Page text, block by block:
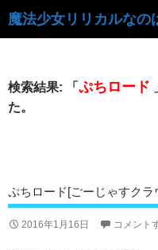
検
索
ン
ツ
へ
検索結果: 「 ぷちロード
た。
ぷちロード[ごーじゃすクラ
2016年1月16日 コメント